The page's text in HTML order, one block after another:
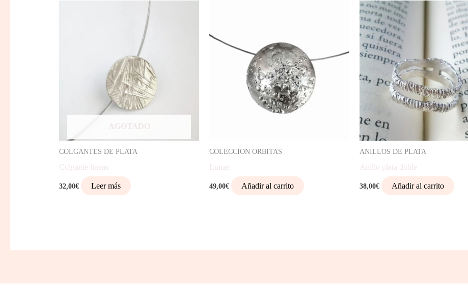
COLGANTES DE PLATA
Colgante lineas
32,00€ Leer más
COLECCION ORBITAS
Lunae
49,00€ Añadir al carrito
ANILLOS DE PLATA
Anillo plata doble
38,00€ Añadir al carrito